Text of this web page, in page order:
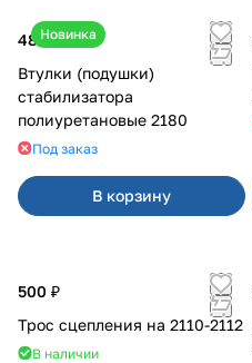
Новинка
480 ₽
Втулки (подушки)
стабилизатора
полиуретановые 2180
Под заказ
В корзину
500 ₽
Трос сцепления на 2110-2112
В наличии